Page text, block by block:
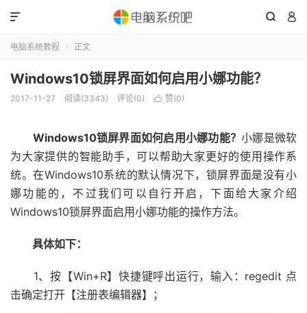
 

电脑系统教程  正文
Windows10锁屏界面如何启用小娜功能？
2017-11-27 阅读(3343) 评论(0)  赞(0)
Windows10锁屏界面如何启用小娜功能？ 小娜是微软
为大家提供的智能助手，可以帮助大家更好的使用操作系
统。在Windows10系统的默认情况下，锁屏界面是没有小
娜功能的，不过我们可以自行开启，下面给大家介绍
Windows10锁屏界面启用小娜功能的操作方法。
具体如下：
1、按【Win+R】快捷键呼出运行，输入：regedit 点
击确定打开【注册表编辑器】；